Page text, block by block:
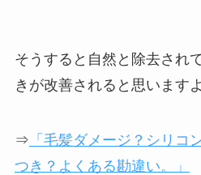
そうすると自然と除去され
きが改善されると思いますよ
⇒ 「毛髪ダメージ？シリコ
つき？よくある勘違い。」